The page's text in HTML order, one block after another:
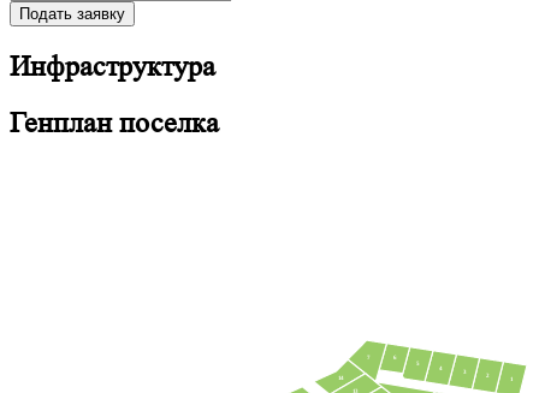
Подать заявку
Инфраструктура
Генплан поселка
1
2
3
4
5
6
7
14
13